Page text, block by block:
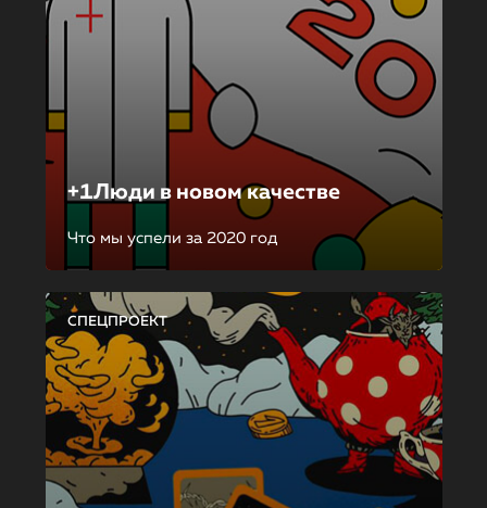
+1Люди в новом качестве
Что мы успели за 2020 год
СПЕЦПРОЕКТ